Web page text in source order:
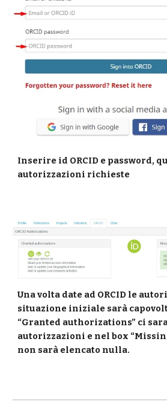
Inserire id ORCID e password,
autorizzazioni richieste
Una volta date ad ORCID le
situazione iniziale sarà
“Granted authorizations” ci
autorizzazioni e nel box
non sarà elencato nulla.